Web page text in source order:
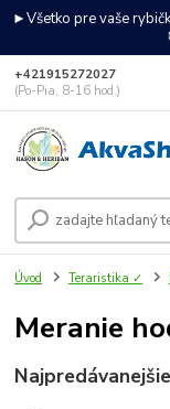
►Všetko pre vaše
+421915272027
(Po-Pia, 8-16 hod.)
Úvod Teraristika ✓
Meranie
Najpredávanejšie